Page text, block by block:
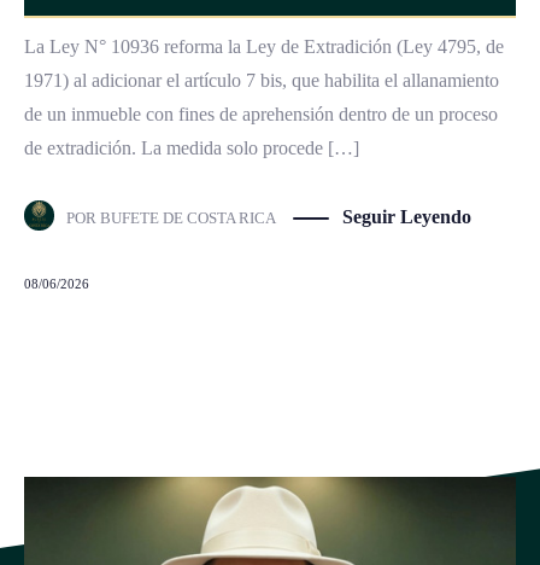
La Ley N° 10936 reforma la Ley de Extradición (Ley 4795, de
1971) al adicionar el artículo 7 bis, que habilita el allanamiento
de un inmueble con fines de aprehensión dentro de un proceso
de extradición. La medida solo procede […]
POR BUFETE DE COSTA RICA Seguir Leyendo
08/06/2026